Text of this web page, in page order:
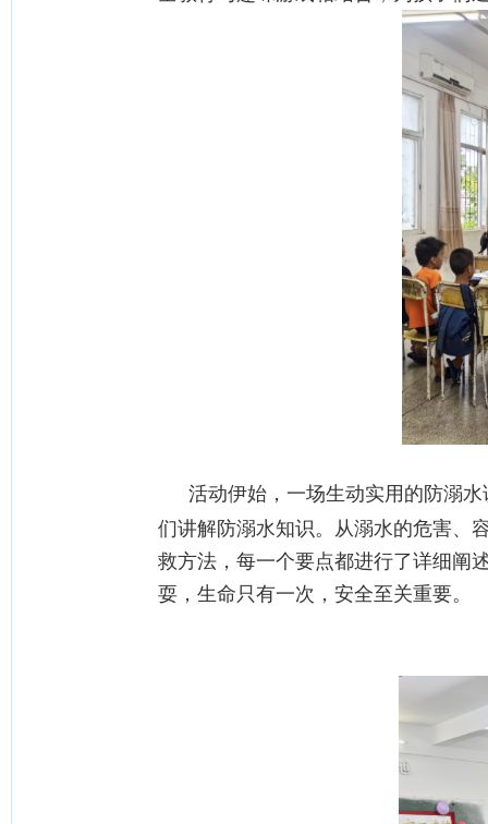
活动伊始，一场生动实用的防溺
们讲解防溺水知识。从溺水的危害、
救方法，每一个要点都进行了详细阐
耍，生命只有一次，安全至关重要。